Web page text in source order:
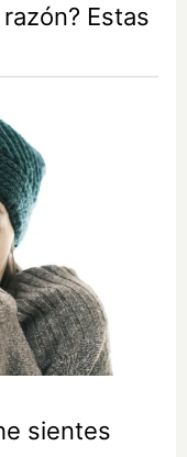
Estas
sientes